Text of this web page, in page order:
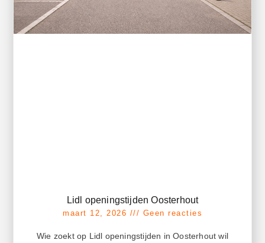
Lidl openingstijden Oosterhout
maart 12, 2026 Geen reacties
Wie zoekt op Lidl openingstijden in Oosterhout wil